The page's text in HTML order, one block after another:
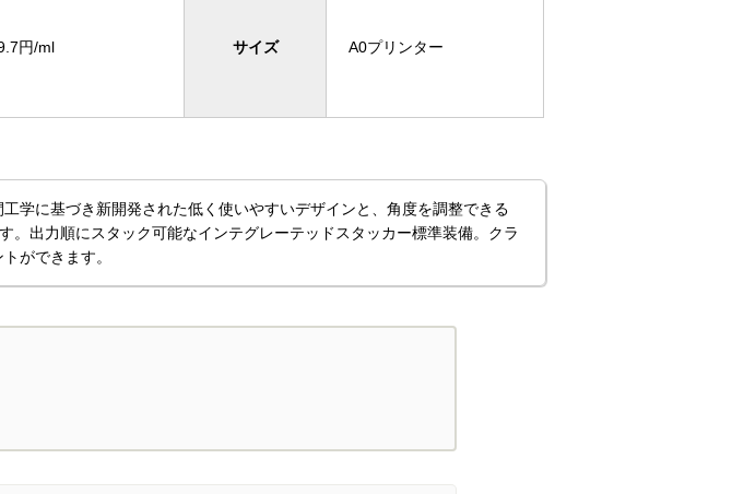
円/ml サイズ A0プリンター
学に基づき新開発された低く使いやすいデザインと、角度を調整できる
。出力順にスタック可能なインテグレーテッドスタッカー標準装備。クラ
ができます。